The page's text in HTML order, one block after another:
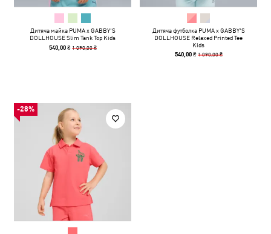
Дитяча майка PUMA x GABBY'S
DOLLHOUSE Slim Tank Top Kids
540,00 ₴ 1 090,00 ₴
Дитяча футболка PUMA x GABBY'S
DOLLHOUSE Relaxed Printed Tee
Kids
540,00 ₴ 1 090,00 ₴
-28%